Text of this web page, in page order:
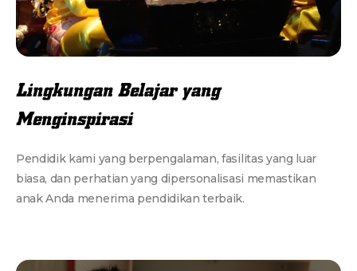
Lingkungan Belajar yang
Menginspirasi
Pendidik kami yang berpengalaman, fasilitas yang luar
biasa, dan perhatian yang dipersonalisasi memastikan
anak Anda menerima pendidikan terbaik.